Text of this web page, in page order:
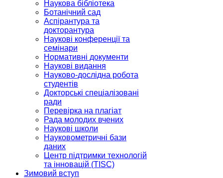
Наукова бібліотека
Ботанічний сад
Аспірантура та
докторантура
Наукові конференції та
семінари
Нормативні документи
Наукові видання
Науково-дослідна робота
студентів
Докторські спеціалізовані
ради
Перевірка на плагіат
Рада молодих вчених
Наукові школи
Науковометричні бази
даних
Центр підтримки технологій
та інновацій (TISC)
Зимовий вступ